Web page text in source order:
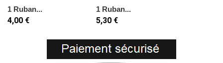
1 Ruban...
4,00 €
1 Ruban...
5,30 €